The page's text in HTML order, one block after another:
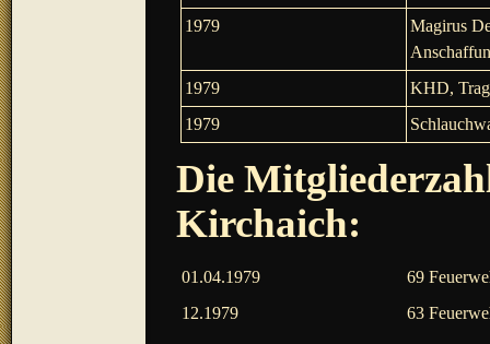
1979
Magirus
1979
KHD,
1979
Die
Kirchaich:
01.04.1979
69
12.1979
63